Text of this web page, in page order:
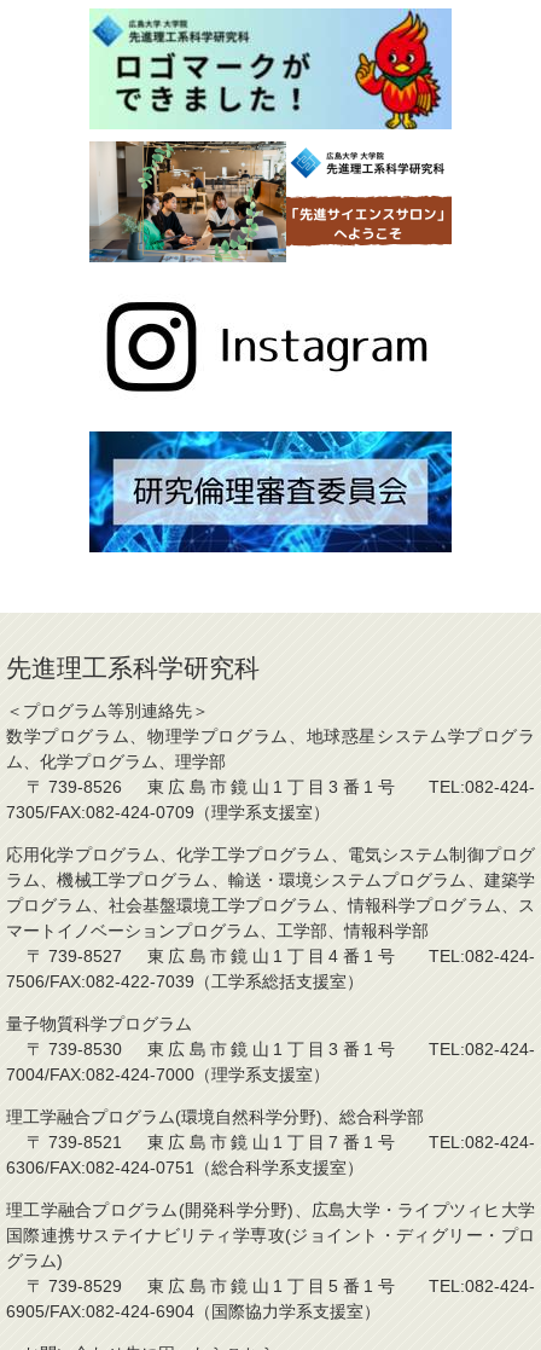
先進理工系科学研究科
＜プログラム等別連絡先＞
数学プログラム、物理学プログラム、地球惑星システム学プログラ
ム、化学プログラム、理学部
〒739-8526 東広島市鏡山1丁目3番1号 TEL:082-424-
7305/FAX:082-424-0709（理学系支援室）
応用化学プログラム、化学工学プログラム、電気システム制御プログ
ラム、機械工学プログラム、輸送・環境システムプログラム、建築学
プログラム、社会基盤環境工学プログラム、情報科学プログラム、ス
マートイノベーションプログラム、工学部、情報科学部
〒739-8527 東広島市鏡山1丁目4番1号 TEL:082-424-
7506/FAX:082-422-7039（工学系総括支援室）
量子物質科学プログラム
〒739-8530 東広島市鏡山1丁目3番1号 TEL:082-424-
7004/FAX:082-424-7000（理学系支援室）
理工学融合プログラム(環境自然科学分野)、総合科学部
〒739-8521 東広島市鏡山1丁目7番1号 TEL:082-424-
6306/FAX:082-424-0751（総合科学系支援室）
理工学融合プログラム(開発科学分野)、広島大学・ライプツィヒ大学
国際連携サステイナビリティ学専攻(ジョイント・ディグリー・プロ
グラム)
〒739-8529 東広島市鏡山1丁目5番1号 TEL:082-424-
6905/FAX:082-424-6904（国際協力学系支援室）